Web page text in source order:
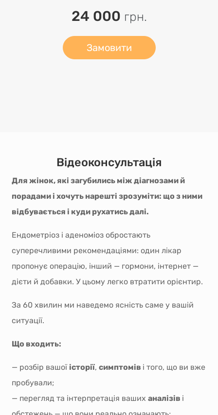
24 000 грн.
Замовити
Відеоконсультація
Для жінок, які загубились між діагнозами й
порадами і хочуть нарешті зрозуміти: що з ними
відбувається і куди рухатись далі.
Ендометріоз і аденоміоз обростають
суперечливими рекомендаціями: один лікар
пропонує операцію, інший — гормони, інтернет —
дієти й добавки. У цьому легко втратити орієнтир.
За 60 хвилин ми наведемо ясність саме у вашій
ситуації.
Що входить:
— розбір вашої історії, симптомів і того, що ви вже
пробували;
— перегляд та інтерпретація ваших аналізів і